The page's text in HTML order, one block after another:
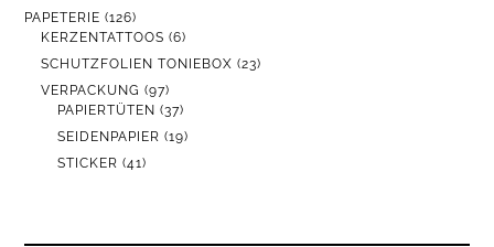
PAPETERIE 126126
PRODUKTE
KERZENTATTOOS 66
PRODUKTE
SCHUTZFOLIEN TONIEBOX 2323
VERPACKUNG 9797
PRODUKTE
PAPIERTÜTEN 3737
PRODUKTE
SEIDENPAPIER 1919
STICKER 4141